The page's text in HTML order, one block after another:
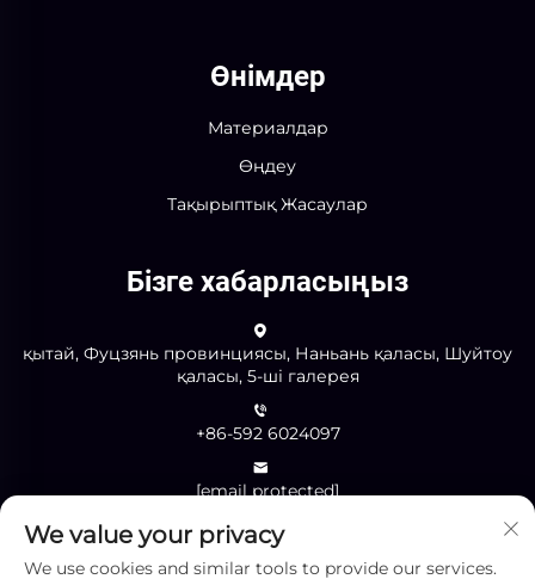
Өнімдер
Материалдар
Өңдеу
Тақырыптық Жасаулар
Бізге хабарласыңыз
қытай, Фуцзянь провинциясы, Наньань қаласы, Шуйтоу
қаласы, 5-ші галерея
+86-592 6024097
[email protected]
Жіберу
We value your privacy
We use cookies and similar tools to provide our services.